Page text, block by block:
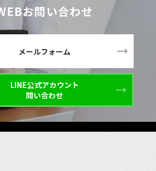
お問い合わせ
メールフォーム
LINE公式アカウント
問い合わせ